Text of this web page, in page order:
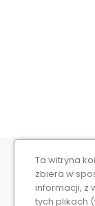
KONTAKT Z
Niebieska
12-120
Ta witryna
zbiera w
informacji, z
tych plikach